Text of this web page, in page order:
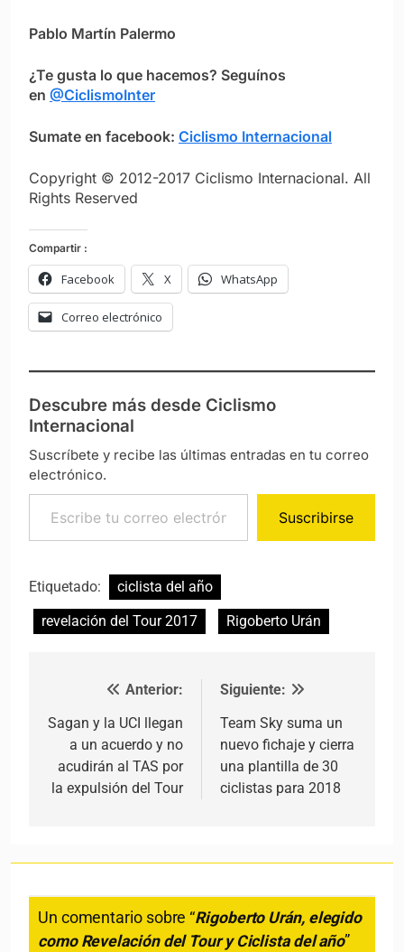
Pablo Martín Palermo
¿Te gusta lo que hacemos? Seguínos
en @CiclismoInter
Sumate en facebook: Ciclismo Internacional
Copyright © 2012-2017 Ciclismo Internacional. All
Rights Reserved
Compartir :
Facebook X WhatsApp
Correo electrónico
Descubre más desde Ciclismo
Internacional
Suscríbete y recibe las últimas entradas en tu correo
electrónico.
Escribe tu correo electrónico…
Suscribirse
Etiquetado:
ciclista del año
revelación del Tour 2017
Rigoberto Urán
Navegación de entradas
Anterior:
Sagan y la UCI llegan
a un acuerdo y no
acudirán al TAS por
la expulsión del Tour
Siguiente:
Team Sky suma un
nuevo fichaje y cierra
una plantilla de 30
ciclistas para 2018
Un comentario sobre “Rigoberto Urán, elegido
como Revelación del Tour y Ciclista del año”